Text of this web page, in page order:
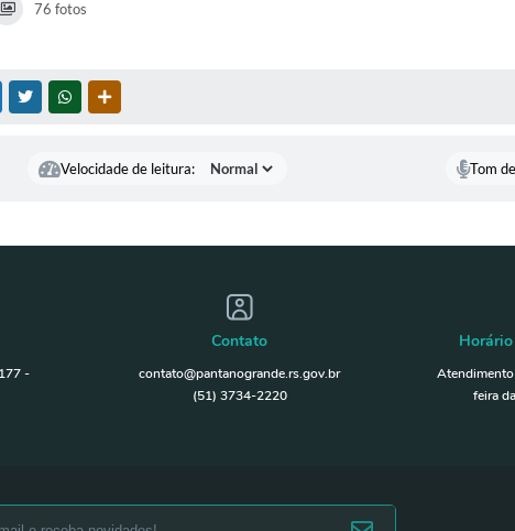
76 fotos
MESSENGER
TWITTERWHATSAPP
Velocidade de leitura: Tom
-
Contato
contato@pantanogrande.rs.gov.br
(51) 3734-2220
feira